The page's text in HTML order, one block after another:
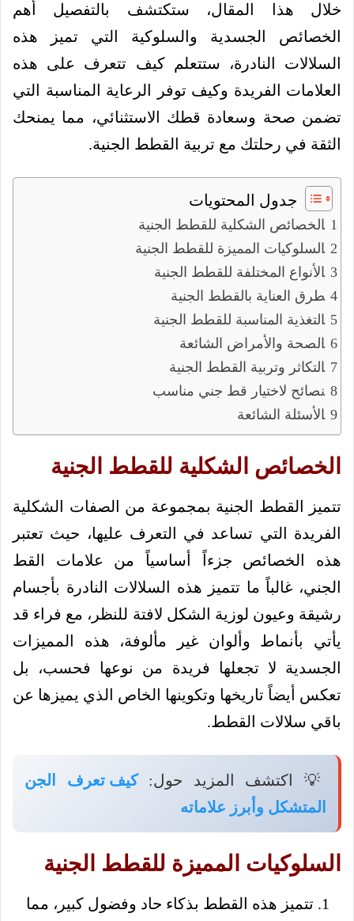
خلال هذا المقال، ستكتشف بالتفصيل أهم
الخصائص الجسدية والسلوكية التي تميز هذه
السلالات النادرة، ستتعلم كيف تتعرف على هذه
العلامات الفريدة وكيف توفر الرعاية المناسبة التي
تضمن صحة وسعادة قطك الاستثنائي، مما يمنحك
الثقة في رحلتك مع تربية القطط الجنية.
جدول المحتويات
الخصائص الشكلية للقطط الجنية
السلوكيات المميزة للقطط الجنية
الأنواع المختلفة للقطط الجنية
طرق العناية بالقطط الجنية
التغذية المناسبة للقطط الجنية
الصحة والأمراض الشائعة
التكاثر وتربية القطط الجنية
نصائح لاختيار قط جني مناسب
الأسئلة الشائعة
الخصائص الشكلية للقطط الجنية
تتميز القطط الجنية بمجموعة من الصفات الشكلية
الفريدة التي تساعد في التعرف عليها، حيث تعتبر
هذه الخصائص جزءاً أساسياً من علامات القط
الجني، غالباً ما تتميز هذه السلالات النادرة بأجسام
رشيقة وعيون لوزية الشكل لافتة للنظر، مع فراء قد
يأتي بأنماط وألوان غير مألوفة، هذه المميزات
الجسدية لا تجعلها فريدة من نوعها فحسب، بل
تعكس أيضاً تاريخها وتكوينها الخاص الذي يميزها عن
باقي سلالات القطط.
💡 اكتشف المزيد حول:كيف تعرف الجن
المتشكل وأبرز علاماته
السلوكيات المميزة للقطط الجنية
تتميز هذه القطط بذكاء حاد وفضول كبير، مما